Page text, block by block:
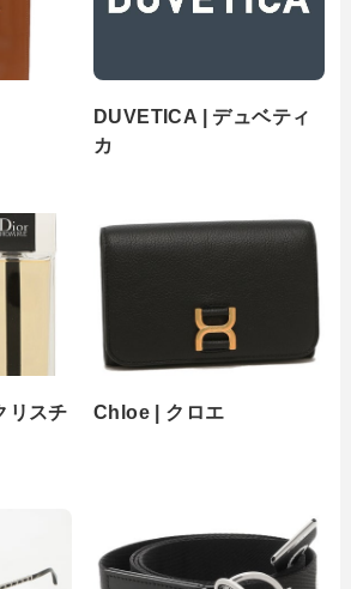
DUVETICA | デュベティ
カ
リスチ
Chloe | クロエ